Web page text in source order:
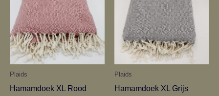
Plaids
Hamamdoek XL Rood
Plaids
Hamamdoek XL Grijs